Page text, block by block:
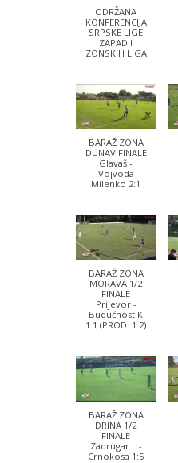
ODRŽANA
KONFERENCIJA
SRPSKE LIGE
ZAPAD I
ZONSKIH LIGA
BARAŽ ZONA
DUNAV FINALE
Glavaš -
Vojvoda
Milenko 2:1
BARAŽ ZONA
MORAVA 1/2
FINALE
Prijevor -
Budućnost K
1:1 (PROD. 1:2)
BARAŽ ZONA
DRINA 1/2
FINALE
Zadrugar L -
Crnokosa 1:5